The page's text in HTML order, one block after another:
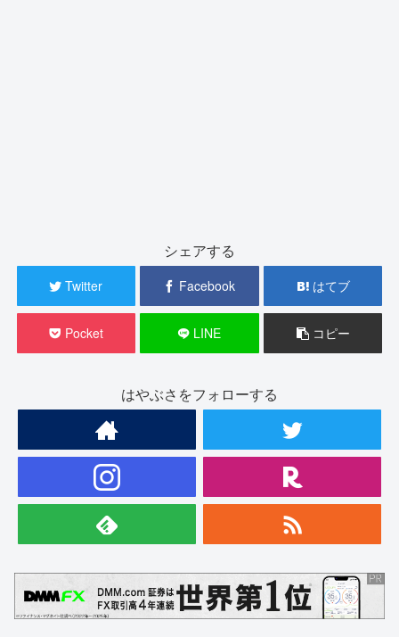
シェアする
Twitter Facebook はてブ
Pocket LINE コピー
はやぶさをフォローする